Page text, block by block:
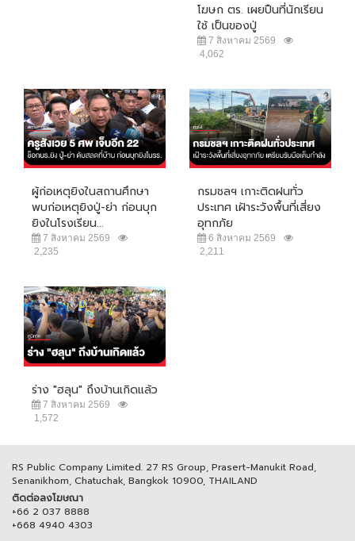
โฆษก ตร. เผยปืนที่นักเรียน
ใช้ เป็นของปู่
7 สิงหาคม 2569
4,062
ผู้ก่อเหตุยิงในสถานศึกษา
พบก่อเหตุยิงปู่-ย่า ก่อนบุก
ยิงในโรงเรียน...
7 สิงหาคม 2569
2,235
กรมชลฯ เกาะติดฝนทั่ว
ประเทศ เฝ้าระวังพื้นที่เสี่ยง
อุทกภัย
6 สิงหาคม 2569
2,211
ร่าง "ฮลุน" ถึงบ้านเกิดแล้ว
7 สิงหาคม 2569
1,572
RS Public Company Limited. 27 RS Group, Prasert-Manukit Road,
Senanikhom, Chatuchak, Bangkok 10900, THAILAND
ติดต่อลงโฆษณา
+66 2 037 8888
+668 4940 4303